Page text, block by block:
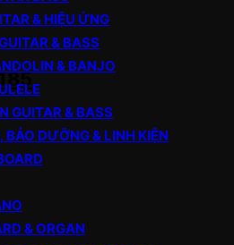
& HIỆU ỨNG
& BASS
& BANJO
GUITAR & BASS
BẢO DƯỠNG & LINH KIỆN
& ORGAN